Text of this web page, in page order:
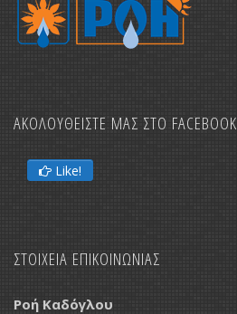
ΑΚΟΛΟΥΘΕΙΣΤΕ ΜΑΣ ΣΤΟ FACEBOOK
Like!
ΣΤΟΙΧΕΙΑ ΕΠΙΚΟΙΝΩΝΙΑΣ
Ροή Καδόγλου